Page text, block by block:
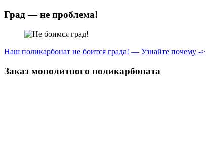
Град — не проблема!
Наш поликарбонат не боится града! — Узнайте почему ->
Заказ монолитного поликарбоната